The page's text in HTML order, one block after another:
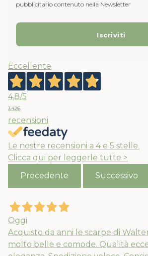
pubblicitario contenuto nella Newsletter
Eccellente
4,8/5
3.426
recensioni
Le nostre recensioni a 4 e 5 stelle.
Clicca qui per leggerle tutte >
Precedente
Successivo
Oggi
Acquisto da anni le scarpe di
molto belle e comode. Qualità